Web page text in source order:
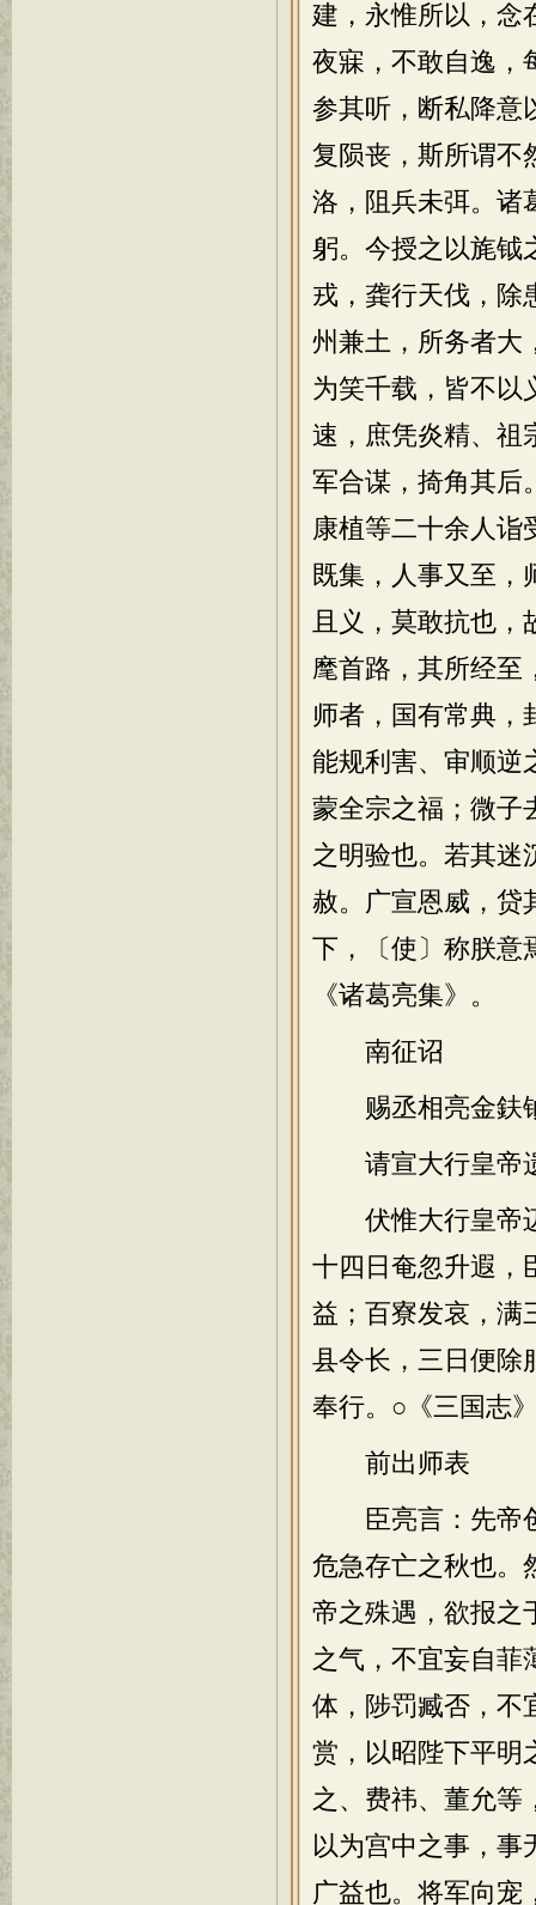
建，永惟所以，念
夜寐，不敢自逸，
参其听，断私降意
复陨丧，斯所谓不
洛，阻兵未弭。诸
躬。今授之以旄钺
戎，龚行天伐，除
州兼土，所务者大
为笑千载，皆不以
速，庶凭炎精、祖
军合谋，掎角其后
康植等二十余人诣
既集，人事又至，
且义，莫敢抗也，
麾首路，其所经至
师者，国有常典，
能规利害、审顺逆
蒙全宗之福；微子
之明验也。若其迷
赦。广宣恩威，贷
下，〔使〕称朕意
《诸葛亮集》。
南征诏
赐丞相亮金鈇钺
请宣大行皇帝
伏惟大行皇帝迈
十四日奄忽升遐，
益；百寮发哀，满
县令长，三日便除
奉行。○《三国志
前出师表
臣亮言：先帝创
危急存亡之秋也。
帝之殊遇，欲报之
之气，不宜妄自菲
体，陟罚臧否，不
赏，以昭陛下平明
之、费祎、董允等
以为宫中之事，事
广益也。将军向宠